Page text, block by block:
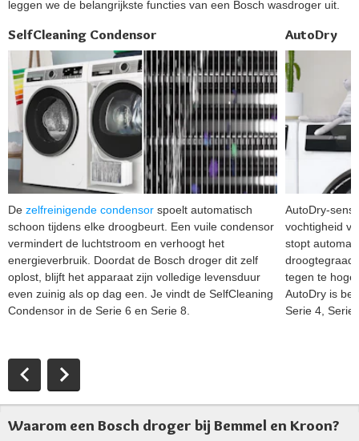
leggen we de belangrijkste functies van een Bosch wasdroger uit.
SelfCleaning Condensor
De zelfreinigende condensor spoelt automatisch
schoon tijdens elke droogbeurt. Een vuile condensor
vermindert de luchtstroom en verhoogt het
energieverbruik. Doordat de Bosch droger dit zelf
oplost, blijft het apparaat zijn volledige levensduur
even zuinig als op dag een. Je vindt de SelfCleaning
Condensor in de Serie 6 en Serie 8.
AutoDry
AutoDry-
vochtigheid
stopt
droogtegraad
tegen te
AutoDry is
Serie 4, Serie
Waarom een Bosch droger bij Bemmel en Kroon?